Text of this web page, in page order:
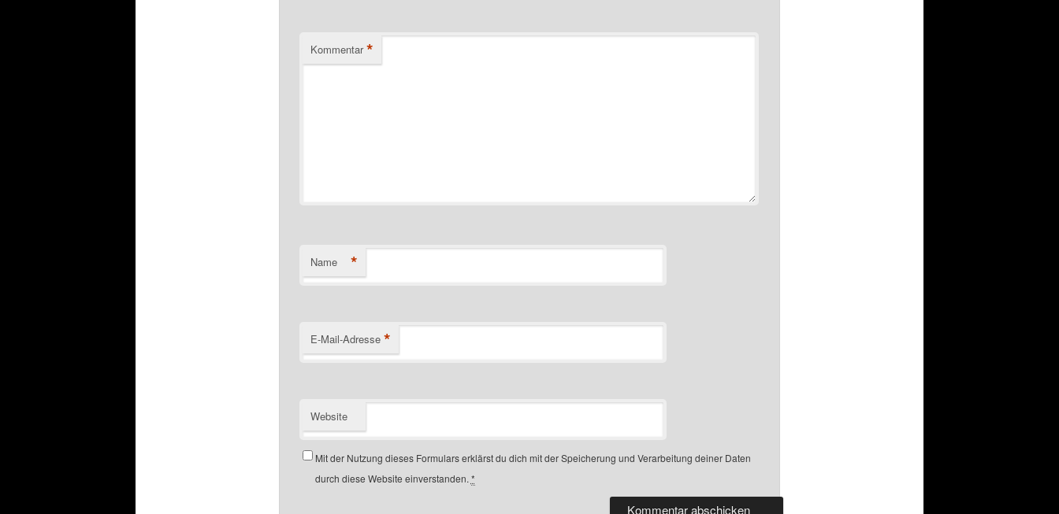
Kommentar *
Name *
E-Mail-Adresse *
Website
Mit der Nutzung dieses Formulars erklärst du dich mit der Speicherung und Verarbeitung deiner Daten
durch diese Website einverstanden. *